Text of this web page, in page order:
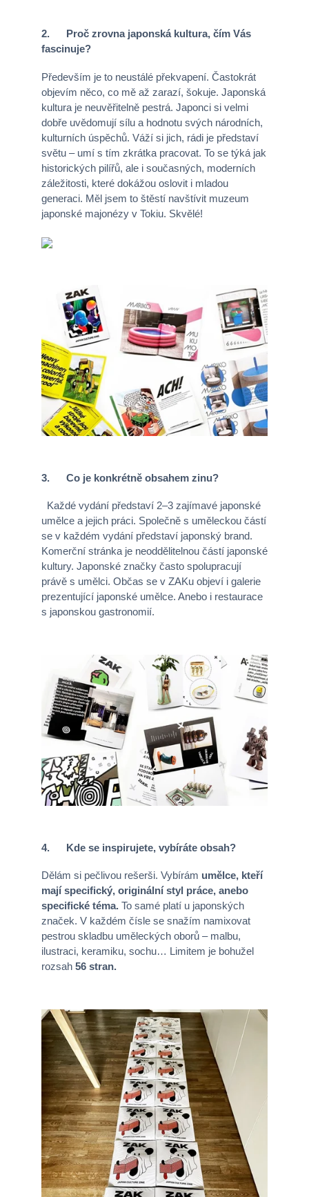
2. Proč zrovna japonská kultura, čím Vás
fascinuje?
Především je to neustálé překvapení. Častokrát
objevím něco, co mě až zarazí, šokuje. Japonská
kultura je neuvěřitelně pestrá. Japonci si velmi
dobře uvědomují sílu a hodnotu svých národních,
kulturních úspěchů. Váží si jich, rádi je představí
světu – umí s tím zkrátka pracovat. To se týká jak
historických pilířů, ale i současných, moderních
záležitosti, které dokážou oslovit i mladou
generaci. Měl jsem to štěstí navštívit muzeum
japonské majonézy v Tokiu. Skvělé!
3. Co je konkrétně obsahem zinu?
Každé vydání představí 2–3 zajímavé japonské
umělce a jejich práci. Společně s uměleckou částí
se v každém vydání představí japonský brand.
Komerční stránka je neoddělitelnou částí japonské
kultury. Japonské značky často spolupracují
právě s umělci. Občas se v ZAKu objeví i galerie
prezentující japonské umělce. Anebo i restaurace
s japonskou gastronomií.
4. Kde se inspirujete, vybíráte obsah?
Dělám si pečlivou rešerši. Vybírám umělce, kteří
mají specifický, originální styl práce, anebo
specifické téma. To samé platí u japonských
značek. V každém čísle se snažím namixovat
pestrou skladbu uměleckých oborů – malbu,
ilustraci, keramiku, sochu… Limitem je bohužel
rozsah 56 stran.